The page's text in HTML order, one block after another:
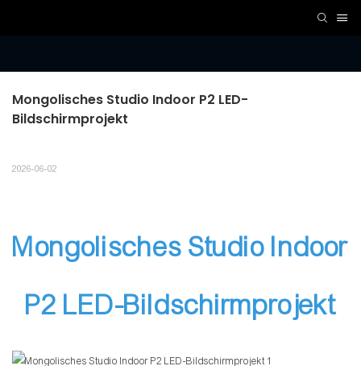
Mongolisches Studio Indoor P2 LED-
Bildschirmprojekt
2026-06-02
Mongolisches Studio Indoor
P2 LED-Bildschirmprojekt